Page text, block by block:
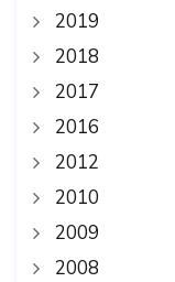
2019
2018
2017
2016
2012
2010
2009
2008